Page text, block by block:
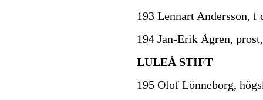
193 Lennart Andersson,
194 Jan-Erik Ågren,
LULEÅ STIFT
195 Olof Lönneborg,